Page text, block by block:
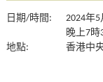
日期/時間:
2024年
晚上7時
地點:
香港中